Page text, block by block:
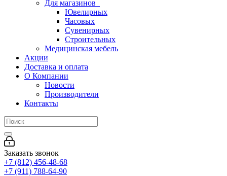
Для магазинов
Ювелирных
Часовых
Сувенирных
Строительных
Медицинская мебель
Акции
Доставка и оплата
О Компании
Новости
Производители
Контакты
Заказать звонок
+7 (812) 456-48-68
+7 (911) 788-64-90